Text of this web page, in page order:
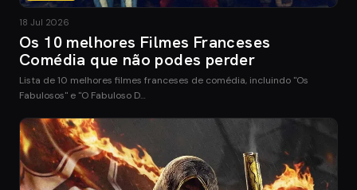
18 Jul 2026
Os 10 melhores Filmes Franceses
Comédia que não podes perder
Lista de 10 melhores filmes franceses de comédia, incluindo "Os
Fabulosos" e "O Fabuloso D…